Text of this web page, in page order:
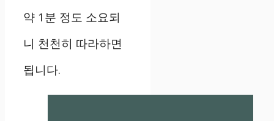
약 1분 정도 소요되
니 천천히 따라하면
됩니다.